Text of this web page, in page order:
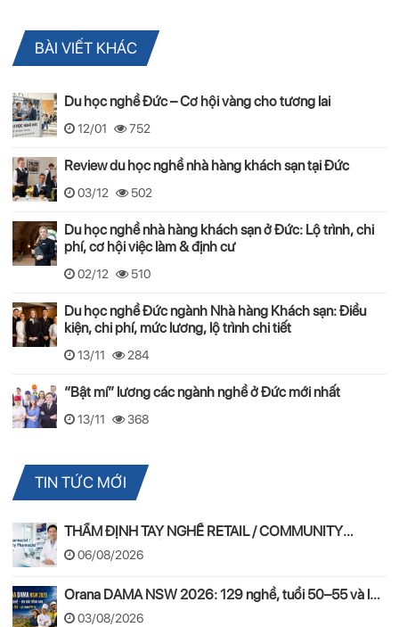
BÀI VIẾT KHÁC
Du học nghề Đức – Cơ hội vàng cho tương lai
12/01 752
Review du học nghề nhà hàng khách sạn tại Đức
03/12 502
Du học nghề nhà hàng khách sạn ở Đức: Lộ trình, chi
phí, cơ hội việc làm & định cư
02/12 510
Du học nghề Đức ngành Nhà hàng Khách sạn: Điều
kiện, chi phí, mức lương, lộ trình chi tiết
13/11 284
“Bật mí” lương các ngành nghề ở Đức mới nhất
13/11 368
TIN TỨC MỚI
THẨM ĐỊNH TAY NGHỀ RETAIL / COMMUNITY
PHARMACIST ÚC 2026 – APC & OPRA
06/08/2026
Orana DAMA NSW 2026: 129 nghề, tuổi 50–55 và lộ
trình PR
03/08/2026